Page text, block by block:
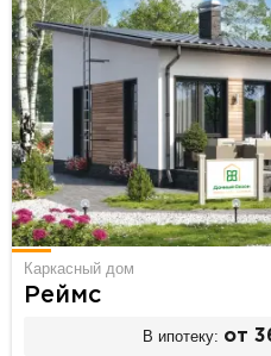
Каркасный дом
Реймс
В ипотеку: от